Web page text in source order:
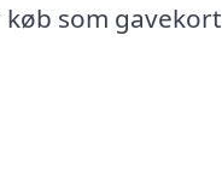
køb som gavekort